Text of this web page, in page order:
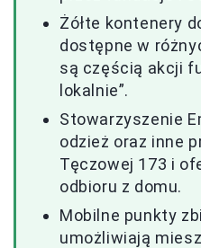
Żółte kontenery
dostępne w
są częścią akcji
lokalnie”.
Stowarzyszenie
odzież oraz inne
Tęczowej 173 i
odbioru z domu.
Mobilne punkty
umożliwiają